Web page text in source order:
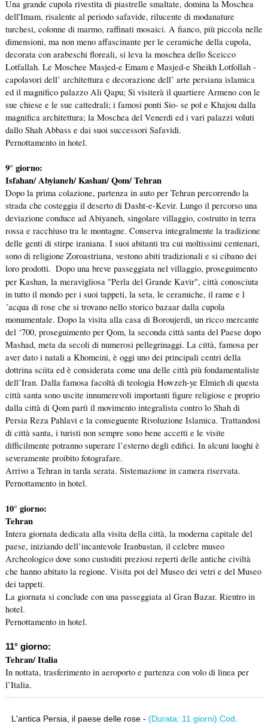
Una grande cupola rivestita di piastrelle smaltate, domina la Moschea
dell'Imam, risalente al periodo safavide, rilucente di modanature
turchesi, colonne di marmo, raffinati mosaici. A fianco, più piccola nelle
dimensioni, ma non meno affascinante per le ceramiche della cupola,
decorata con arabeschi floreali, si leva la moschea dello Sceicco
Lotfallah. Le Moschee Masjed-e Emam e Masjed-e Sheikh Lotfollah -
capolavori dell’ architettura e decorazione dell’ arte persiana islamica
ed il magnifico palazzo Ali Qapu; Si visiterà il quartiere Armeno con le
sue chiese e le sue cattedrali; i famosi ponti Sio- se pol e Khajou dalla
magnifica architettura; la Moschea del Venerdi ed i vari palazzi voluti
dallo Shah Abbass e dai suoi successori Safavidi.
Pernottamento in hotel.
9° giorno:
Isfahan/ Abyianeh/ Kashan/ Qom/ Tehran
Dopo la prima colazione, partenza in auto per Tehran percorrendo la
strada che costeggia il deserto di Dasht-e-Kevir. Lungo il percorso una
deviazione conduce ad Abiyaneh, singolare villaggio, costruito in terra
rossa e racchiuso tra le montagne. Conserva integralmente la tradizione
delle genti di stirpe iraniana. I suoi abitanti tra cui moltissimi centenari,
sono di religione Zoroastriana, vestono abiti tradizionali e si cibano dei
loro prodotti. Dopo una breve passeggiata nel villaggio, proseguimento
per Kashan, la meravigliosa "Perla del Grande Kavir", città conosciuta
in tutto il mondo per i suoi tappeti, la seta, le ceramiche, il rame e l
´acqua di rose che si trovano nello storico bazaar dalla cupola
monumentale. Dopo la visita alla casa di Boroujerdi, un ricco mercante
del ‘700, proseguimento per Qom, la seconda città santa del Paese dopo
Mashad, meta da secoli di numerosi pellegrinaggi. La città, famosa per
aver dato i natali a Khomeini, è oggi uno dei principali centri della
dottrina sciita ed è considerata come una delle città più fondamentaliste
dell’Iran. Dalla famosa facoltà di teologia Howzeh-ye Elmieh di questa
città santa sono uscite innumerevoli importanti figure religiose e proprio
dalla città di Qom partì il movimento integralista contro lo Shah di
Persia Reza Pahlavi e la conseguente Rivoluzione Islamica. Trattandosi
di città santa, i turisti non sempre sono bene accetti e le visite
difficilmente potranno superare l’esterno degli edifici. In alcuni luoghi è
severamente proibito fotografare.
Arrivo a Tehran in tarda serata. Sistemazione in camera riservata.
Pernottamento in hotel.
10° giorno:
Tehran
Intera giornata dedicata alla visita della città, la moderna capitale del
paese, iniziando dell’incantevole Iranbastan, il celebre museo
Archeologico dove sono custoditi preziosi reperti delle antiche civiltà
che hanno abitato la regione. Visita poi del Museo dei vetri e del Museo
dei tappeti.
La giornata si conclude con una passeggiata al Gran Bazar. Rientro in
hotel.
Pernottamento in hotel.
11° giorno:
Tehran/ Italia
In nottata, trasferimento in aeroporto e partenza con volo di linea per
l’Italia.
L'antica Persia, il paese delle rose - (Durata: 11 giorni) Cod.